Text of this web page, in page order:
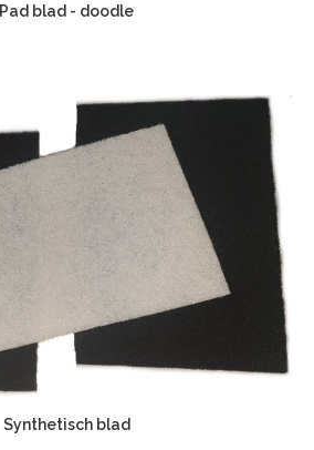
Pad blad - doodle
Synthetisch blad